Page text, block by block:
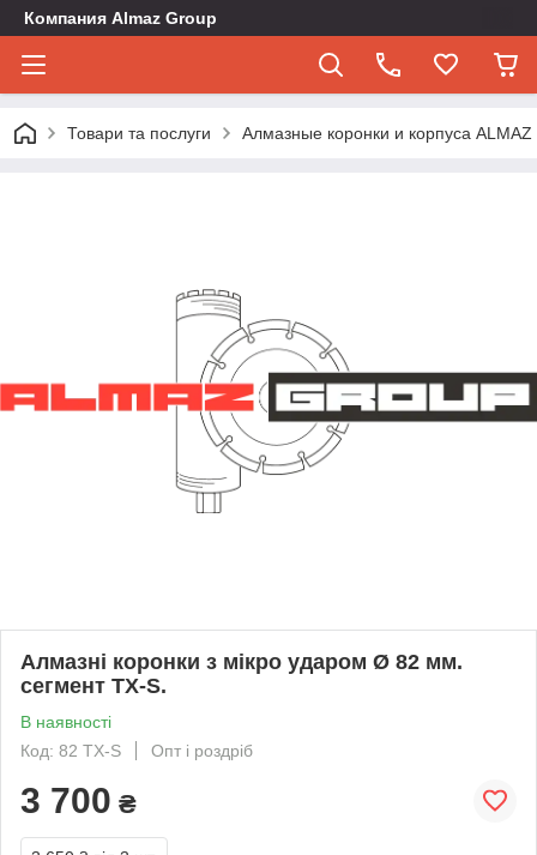
Компания Almaz Group
Товари та послуги Алмазные коронки и корпуса ALMAZ
Алмазні коронки з мікро ударом Ø 82 мм.
сегмент TX-S.
В наявності
Код: 82 TX-S
Опт і роздріб
3 700 ₴